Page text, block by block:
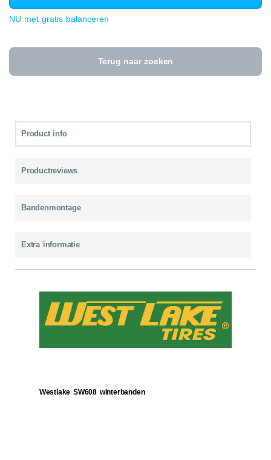
NU met gratis balanceren
Terug naar zoeken
Product info
Productreviews
Bandenmontage
Extra informatie
Westlake SW608 winterbanden